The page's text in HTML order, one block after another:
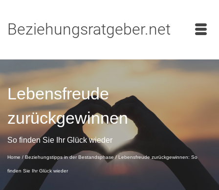
Beziehungsratgeber.net
Lebensfreude
zurückgewinnen
So finden Sie Ihr Glück wieder
Home / Beziehungstipps in der Bestandsphase / Lebensfreude zurückgewinnen: So
finden Sie Ihr Glück wieder